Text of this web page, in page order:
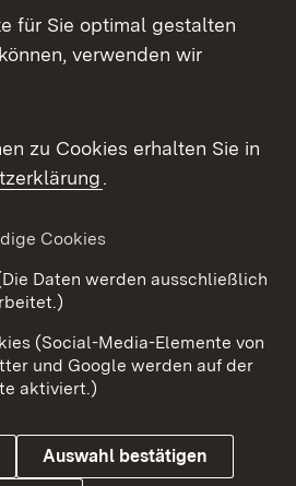
Barrierefreiheit
Cookies
für Sie optimal gestalten
verwenden wir
zu Cookies erhalten Sie in
.
Cookies
Daten werden ausschließlich
(Social-Media-Elemente von
und Google werden auf der
aktiviert.)
Auswahl bestätigen